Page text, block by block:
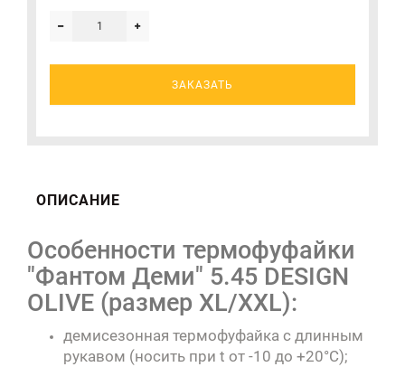
ЗАКАЗАТЬ
ОПИСАНИЕ
Особенности термофуфайки
"Фантом Деми" 5.45 DESIGN
OLIVE (размер XL/XXL):
демисезонная термофуфайка с длинным
рукавом (носить при t от -10 до +20°C);